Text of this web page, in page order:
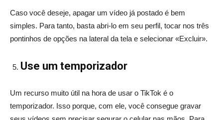
Caso você deseje, apagar um vídeo já postado é bem
simples. Para tanto, basta abri-lo em seu perfil, tocar nos três
pontinhos de opções na lateral da tela e selecionar «Excluir».
Use um temporizador
Um recurso muito útil na hora de usar o TikTok é o
temporizador. Isso porque, com ele, você consegue gravar